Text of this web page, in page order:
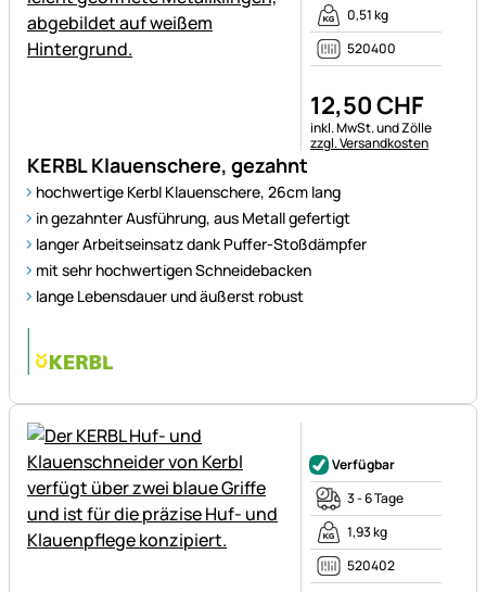
KERBL Klauenschere, gezahnt
hochwertige Kerbl Klauenschere, 26cm lang
in gezahnter Ausführung, aus Metall gefertigt
langer Arbeitseinsatz dank Puffer-Stoßdämpfer
mit sehr hochwertigen Schneidebacken
lange Lebensdauer und äußerst robust
0,51 kg
520400
12,50CHF
Steuerhinweis:
inkl. MwSt. und Zölle
zzgl. Versandkosten
Verfügbar
3 - 6 Tage
1,93 kg
520402